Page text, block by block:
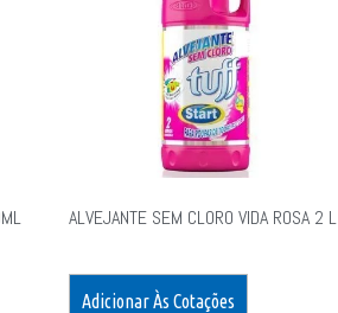
ALVEJANTE SEM CLORO VIDA ROSA 2 L
Adicionar Às Cotações